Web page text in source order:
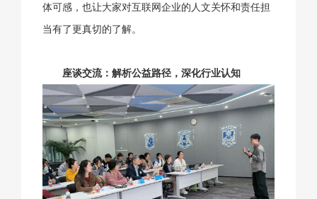
体可感，也让大家对互联网企业的人文关怀和责任担
当有了更真切的了解。
座谈交流：解析公益路径，深化行业认知